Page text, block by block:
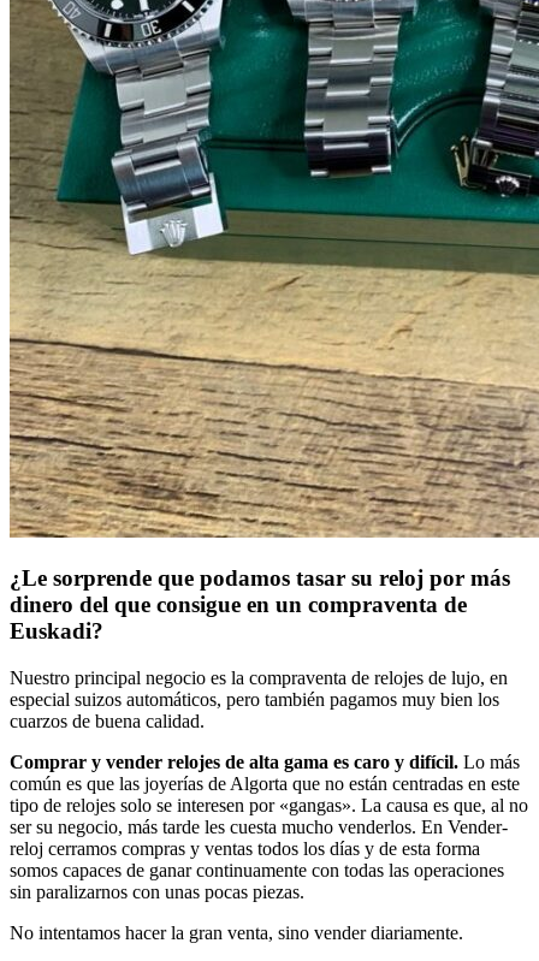
¿Le sorprende que podamos tasar su reloj por más
dinero del que consigue en un compraventa de
Euskadi?
Nuestro principal negocio es la compraventa de relojes de lujo, en
especial suizos automáticos, pero también pagamos muy bien los
cuarzos de buena calidad.
Comprar y vender relojes de alta gama es caro y difícil. Lo más
común es que las joyerías de Algorta que no están centradas en este
tipo de relojes solo se interesen por «gangas». La causa es que, al no
ser su negocio, más tarde les cuesta mucho venderlos. En Vender-
reloj cerramos compras y ventas todos los días y de esta forma
somos capaces de ganar continuamente con todas las operaciones
sin paralizarnos con unas pocas piezas.
No intentamos hacer la gran venta, sino vender diariamente.